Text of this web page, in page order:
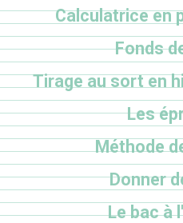
Calculatrice en
Fonds
Tirage au sort en
Les
Méthode
Donner
Le bac à